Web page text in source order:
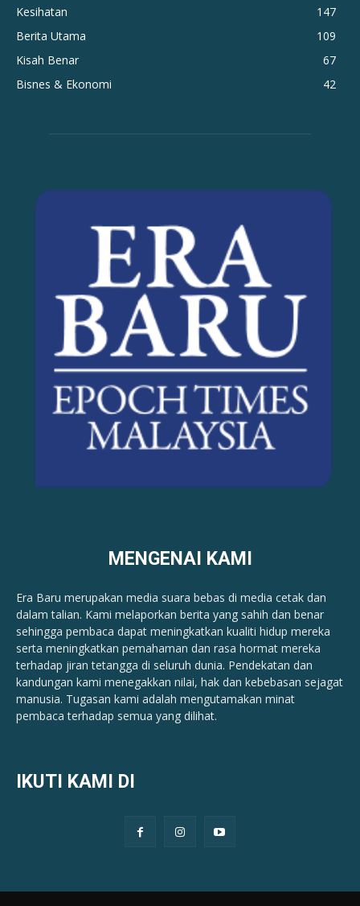
Kesihatan
147
Berita Utama
109
Kisah Benar
67
Bisnes & Ekonomi
42
MENGENAI KAMI
Era Baru merupakan media suara bebas di media cetak dan
dalam talian. Kami melaporkan berita yang sahih dan benar ​​
sehingga pembaca dapat meningkatkan kualiti hidup mereka
serta meningkatkan pemahaman dan rasa hormat mereka
terhadap jiran tetangga di seluruh dunia. Pendekatan dan
kandungan kami menegakkan nilai, hak dan kebebasan sejagat
manusia. Tugasan kami adalah mengutamakan minat
pembaca terhadap semua yang dilihat.
IKUTI KAMI DI